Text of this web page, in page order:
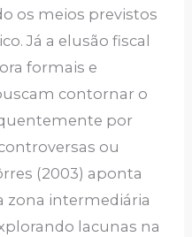
os meios previstos
Já a elusão fiscal
formais e
contornar o
por
ou
(2003) aponta
zona intermediária
lacunas na